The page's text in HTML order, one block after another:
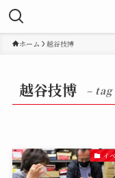
ホーム 越谷技博
越谷技博 – tag
イ